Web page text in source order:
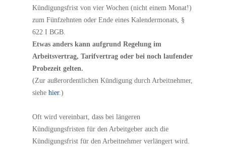
Kündigungsfrist von vier Wochen (nicht einem Monat!)
zum Fünfzehnten oder Ende eines Kalendermonats, §
622 I BGB.
Etwas anders kann aufgrund Regelung im
Arbeitsvertrag, Tarifvertrag oder bei noch laufender
Probezeit gelten.
(Zur außerordentlichen Kündigung durch Arbeitnehmer,
siehehier.)
Oft wird vereinbart, dass bei längeren
Kündigungsfristen für den Arbeitgeber auch die
Kündigungsfrist für den Arbeitnehmer verlängert wird.